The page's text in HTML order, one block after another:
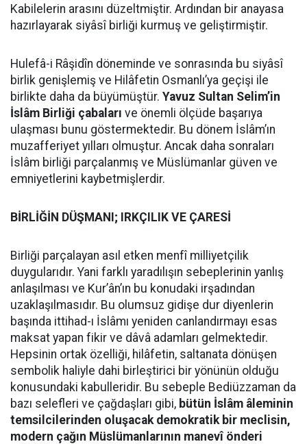
Kabilelerin arasını düzeltmiştir. Ardından bir anayasa
hazırlayarak siyâsî birliği kurmuş ve geliştirmiştir.
Hulefâ-i Râşidîn döneminde ve sonrasında bu siyâsî
birlik genişlemiş ve Hilâfetin Osmanlı’ya geçişi ile
birlikte daha da büyümüştür. Yavuz Sultan Selim’in
İslâm Birliği çabaları ve önemli ölçüde başarıya
ulaşması bunu göstermektedir. Bu dönem İslâm’ın
muzafferiyet yılları olmuştur. Ancak daha sonraları
İslâm birliği parçalanmış ve Müslümanlar güven ve
emniyetlerini kaybetmişlerdir.
BİRLİĞİN DÜŞMANI; IRKÇILIK VE ÇARESİ
Birliği parçalayan asıl etken menfî milliyetçilik
duygularıdır. Yani farklı yaradılışın sebeplerinin yanlış
anlaşılması ve Kur’ân’ın bu konudaki irşadından
uzaklaşılmasıdır. Bu olumsuz gidişe dur diyenlerin
başında ittihad-ı İslâmı yeniden canlandırmayı esas
maksat yapan fikir ve dâvâ adamları gelmektedir.
Hepsinin ortak özelliği, hilâfetin, saltanata dönüşen
sembolik haliyle dahi birleştirici bir yönünün olduğu
konusundaki kabulleridir. Bu sebeple Bediüzzaman da
bazı selefleri ve çağdaşları gibi, bütün İslâm âleminin
temsilcilerinden oluşacak demokratik bir meclisin,
modern çağın Müslümanlarının manevî önderi